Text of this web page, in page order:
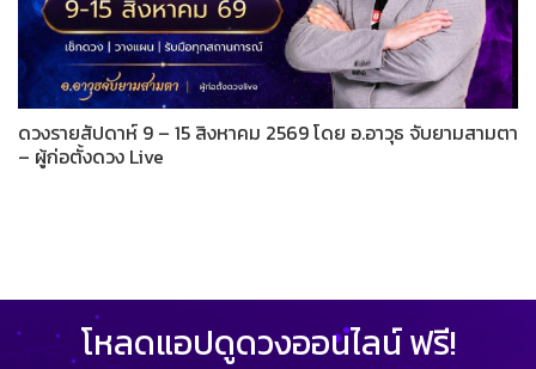
ดวงรายสัปดาห์ 9 – 15 สิงหาคม 2569 โดย อ.อาวุธ จับยามสามตา
– ผู้ก่อตั้งดวง Live
โหลดแอปดูดวงออนไลน์ ฟรี!